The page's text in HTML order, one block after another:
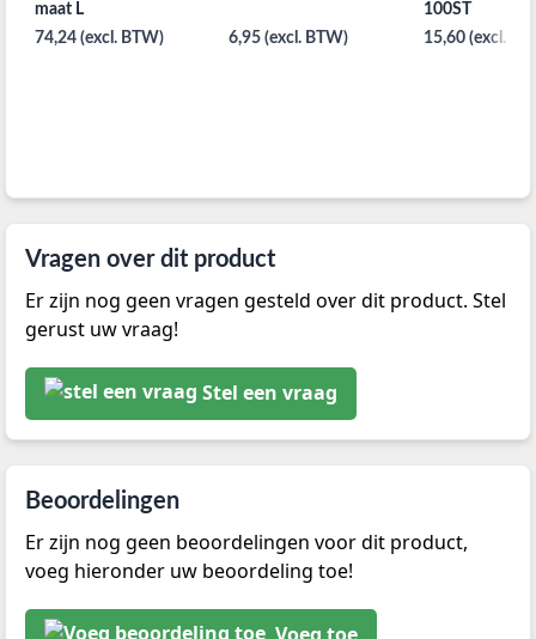
maat L
74,24 (excl. BTW)
6,95 (excl. BTW)
100ST
15,60 (excl.
Vragen over dit product
Er zijn nog geen vragen gesteld over dit product. Stel
gerust uw vraag!
Stel een vraag
Beoordelingen
Er zijn nog geen beoordelingen voor dit product,
voeg hieronder uw beoordeling toe!